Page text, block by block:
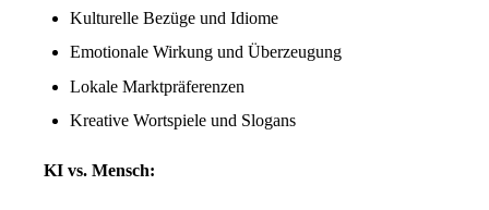
Kulturelle Bezüge und Idiome
Emotionale Wirkung und Überzeugung
Lokale Marktpräferenzen
Kreative Wortspiele und Slogans
KI vs. Mensch: